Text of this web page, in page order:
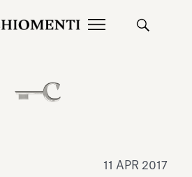
27 LUG 2026
11 APR 2017